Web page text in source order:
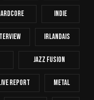
INDIE
Irlandais
Jazz Fusion
Report Metal